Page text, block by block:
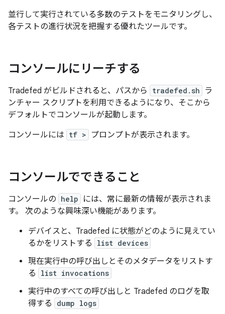
並行して実行されている多数のテストをモニタリングし、
各テストの進行状況を把握する優れたツールです。
コンソールにリーチする
Tradefed がビルドされると、パスから tradefed.sh
ラ
ンチャー スクリプトを利用できるようになり、そこから
デフォルトでコンソールが起動します。
コンソールには tf > プロンプトが表示されます。
コンソールでできること
コンソールの help
には、常に最新の情報が表示されま
す。 次のような興味深い機能があります。
デバイスと、Tradefed に状態がどのように見えてい
るかをリストする
list devices
現在実行中の呼び出しとそのメタデータをリストす
る
list invocations
実行中のすべての呼び出しと Tradefed のログを取
得する
dump logs